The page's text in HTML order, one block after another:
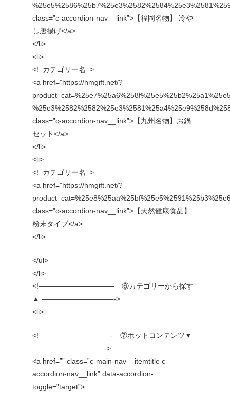
class=”c-accordion-nav__link”>【福岡名物】 冷や
し唐揚げ</a>
</li>
<li>
<!–カテゴリー名–>
<a href=”https://hmgift.net/?
class=”c-accordion-nav__link”>【九州名物】お鍋
セット</a>
</li>
<li>
<!–カテゴリー名–>
<a href=”https://hmgift.net/?
class=”c-accordion-nav__link”>【天然健康食品】
粉末タイプ</a>
</li>
</ul>
</li>
<!——————————– ⑥カテゴリーから探す
▲ ——————————->
<li>
<!——————————- ⑦ホットコンテンツ▼
——————————->
<a href=”” class=”c-main-nav__itemtitle c-
accordion-nav__link” data-accordion-
toggle=”target”>